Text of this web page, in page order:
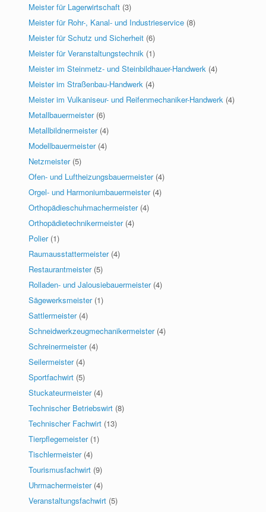
Meister für Lagerwirtschaft (3)
Meister für Rohr-, Kanal- und Industrieservice (8)
Meister für Schutz und Sicherheit (6)
Meister für Veranstaltungstechnik (1)
Meister im Steinmetz- und Steinbildhauer-Handwerk (4)
Meister im Straßenbau-Handwerk (4)
Meister im Vulkaniseur- und Reifenmechaniker-Handwerk (4)
Metallbauermeister (6)
Metallbildnermeister (4)
Modellbauermeister (4)
Netzmeister (5)
Ofen- und Luftheizungsbauermeister (4)
Orgel- und Harmoniumbauermeister (4)
Orthopädieschuhmachermeister (4)
Orthopädietechnikermeister (4)
Polier (1)
Raumausstattermeister (4)
Restaurantmeister (5)
Rolladen- und Jalousiebauermeister (4)
Sägewerksmeister (1)
Sattlermeister (4)
Schneidwerkzeugmechanikermeister (4)
Schreinermeister (4)
Seilermeister (4)
Sportfachwirt (5)
Stuckateurmeister (4)
Technischer Betriebswirt (8)
Technischer Fachwirt (13)
Tierpflegemeister (1)
Tischlermeister (4)
Tourismusfachwirt (9)
Uhrmachermeister (4)
Veranstaltungsfachwirt (5)